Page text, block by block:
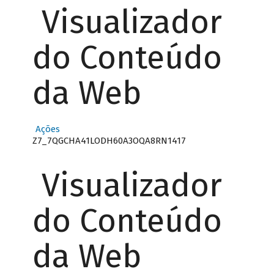
Visualizador
do Conteúdo
da Web
Ações
Z7_7QGCHA41LODH60A3OQA8RN1417
Visualizador
do Conteúdo
da Web